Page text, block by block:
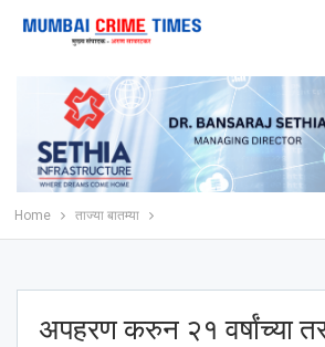
Home ताज्या बातम्या
अपहरण करुन २१ वर्षांच्या